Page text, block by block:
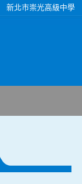
新北市崇光高級中學